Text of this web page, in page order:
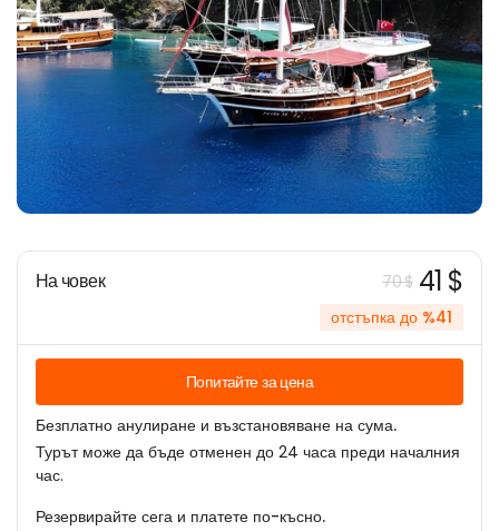
На човек 70 $ 41 $
отстъпка до %41
Попитайте за цена
Безплатно анулиране и възстановяване на сума.
Турът може да бъде отменен до 24 часа преди началния
час.
Резервирайте сега и платете по-късно.